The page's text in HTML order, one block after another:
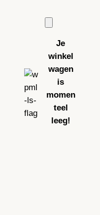
Je
winkel
wagen
is
momen
teel
leeg!